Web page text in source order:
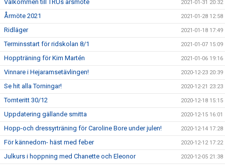
Välkommen till TRUs årsmöte 2021-01-31 20:32
Årmöte 2021 2021-01-28 12:58
Ridläger 2021-01-18 17:49
Terminsstart för ridskolan 8/1 2021-01-07 15:09
Hoppträning för Kim Martén 2021-01-06 19:16
Vinnare i Hejaramsetävlingen! 2020-12-23 20:39
Se hit alla Torningar! 2020-12-21 23:23
Tomteritt 30/12 2020-12-18 15:15
Uppdatering gällande smitta 2020-12-15 16:01
Hopp-och dressyrträning för Caroline Bore under julen! 2020-12-14 17:28
För kännedom- häst med feber 2020-12-12 17:22
Julkurs i hoppning med Chanette och Eleonor 2020-12-05 21:38